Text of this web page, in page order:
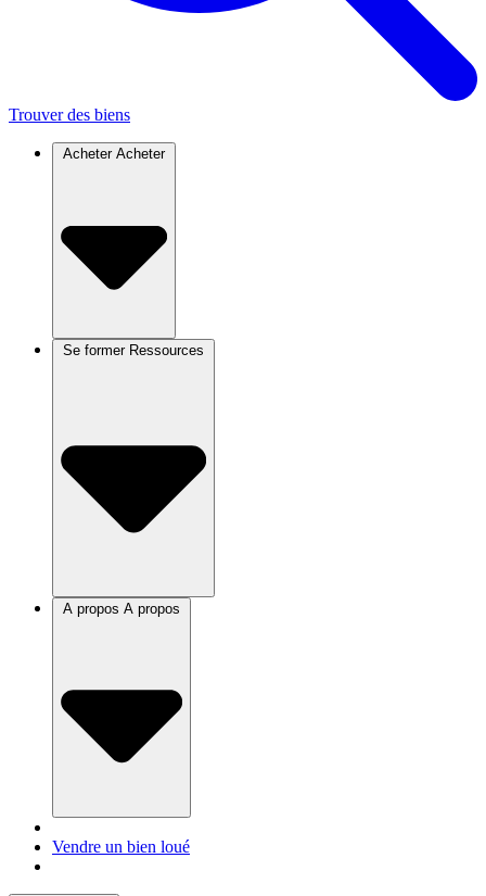
Trouver des biens
Acheter Acheter
Se former
A propos
Vendre un bien loué